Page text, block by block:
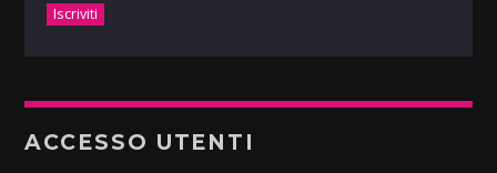
ACCESSO UTENTI